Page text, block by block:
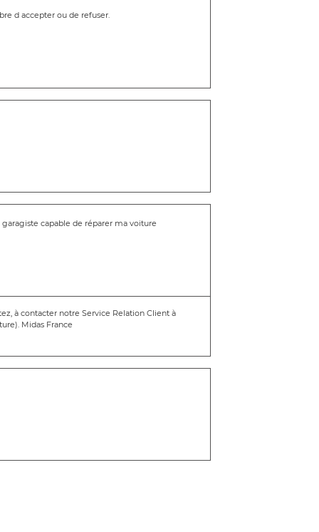
d accepter ou de refuser.
capable de réparer ma voiture
à contacter notre Service Relation Client à
Midas France